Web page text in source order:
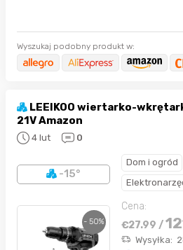
Wyszukaj podobny produkt w:
LEEIKOO wiertarko-
21V Amazon
4 lut 0
-15°
Dom i ogród
- 50%
Cena:
€27.99 /
Wysyłka: